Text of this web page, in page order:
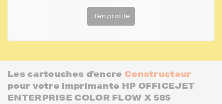
J'en profite
Les cartouches d'encre Constructeur
pour votre imprimante HP OFFICEJET
ENTERPRISE COLOR FLOW X 585